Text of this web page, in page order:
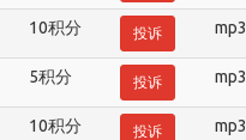
10积分 投诉 mp3
5积分 投诉 mp3
10积分 投诉 mp3